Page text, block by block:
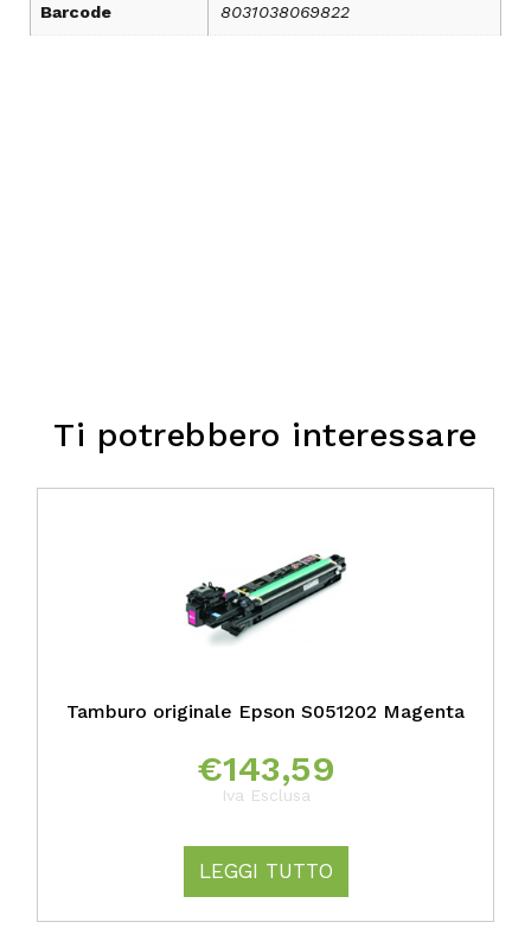
Barcode 8031038069822
Ti potrebbero interessare
Tamburo originale Epson S051202 Magenta
€143,59
Iva Esclusa
LEGGI TUTTO